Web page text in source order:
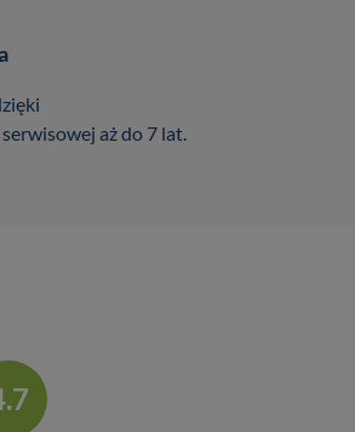
aż do 7 lat.